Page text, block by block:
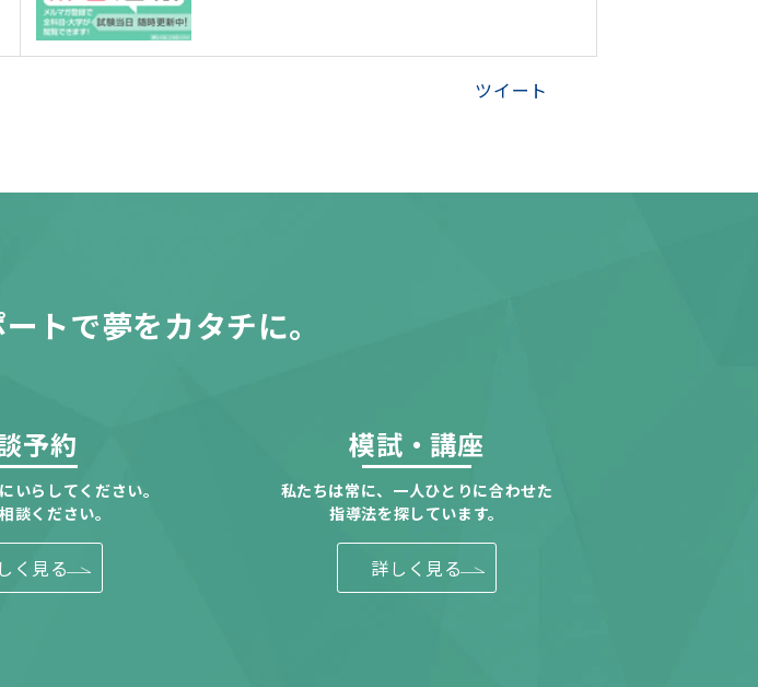
ツイート
トで夢をカタチに。
予約
いらしてください。
談ください。
く見る
模試・講座
私たちは常に、一人ひとりに合わせた
指導法を探しています。
詳しく見る